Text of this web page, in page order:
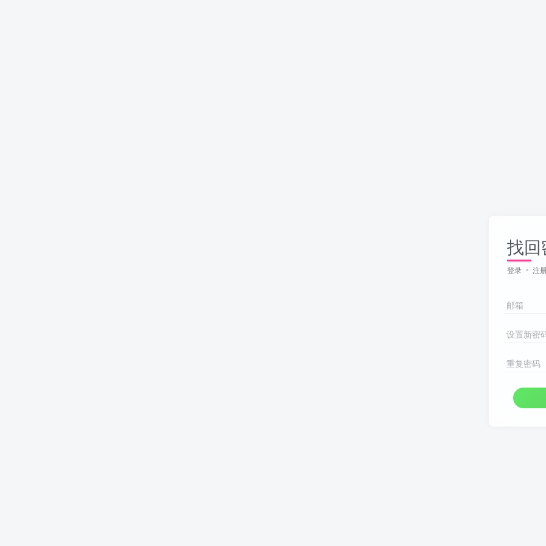
找
登录 注
邮箱
设置新密
重复密码